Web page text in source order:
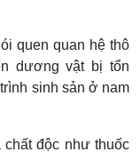
quen quan hệ thô
dương vật bị tổn
sinh sản ở nam
độc như thuốc